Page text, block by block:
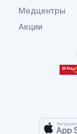
Медцентры
Акции